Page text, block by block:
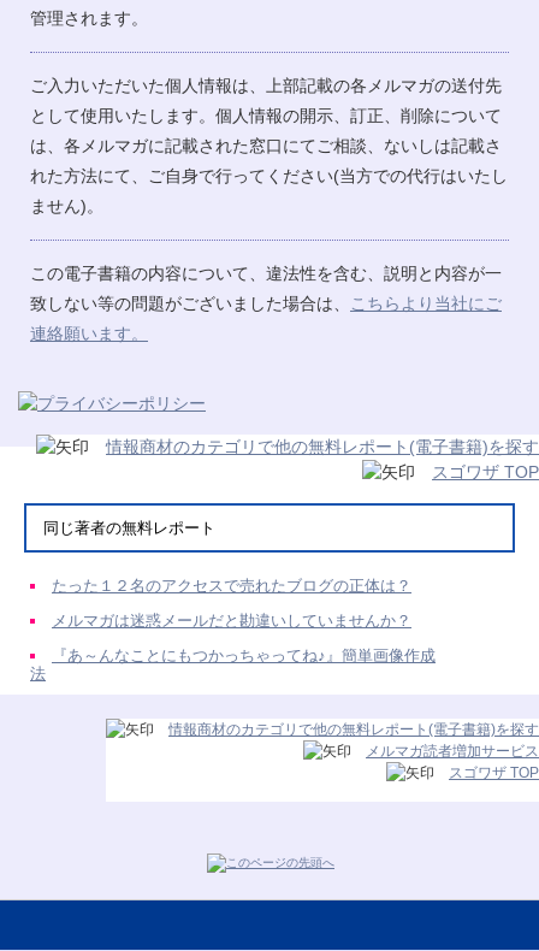
管理されます。
ご入力いただいた個人情報は、上部記載の各メルマガの送付先
として使用いたします。個人情報の開示、訂正、削除について
は、各メルマガに記載された窓口にてご相談、ないしは記載さ
れた方法にて、ご自身で行ってください(当方での代行はいたし
ません)。
この電子書籍の内容について、違法性を含む、説明と内容が一
致しない等の問題がございました場合は、
こちらより当社にご
連絡願います。
情報商材のカテゴリで他の無料レポート(電子書籍)を探す
スゴワザ TOP
同じ著者の無料レポート
たった１２名のアクセスで売れたブログの正体は？
メルマガは迷惑メールだと勘違いしていませんか？
『あ～んなことにもつかっちゃってね♪』簡単画像作成
法
情報商材のカテゴリで他の無料レポート(電子書籍)を探す
メルマガ読者増加サービス
スゴワザ TOP